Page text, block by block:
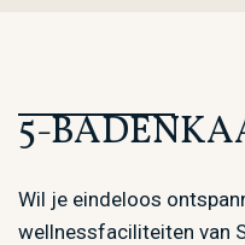
5-
Wil je eindeloos
wellnessfaciliteiten van